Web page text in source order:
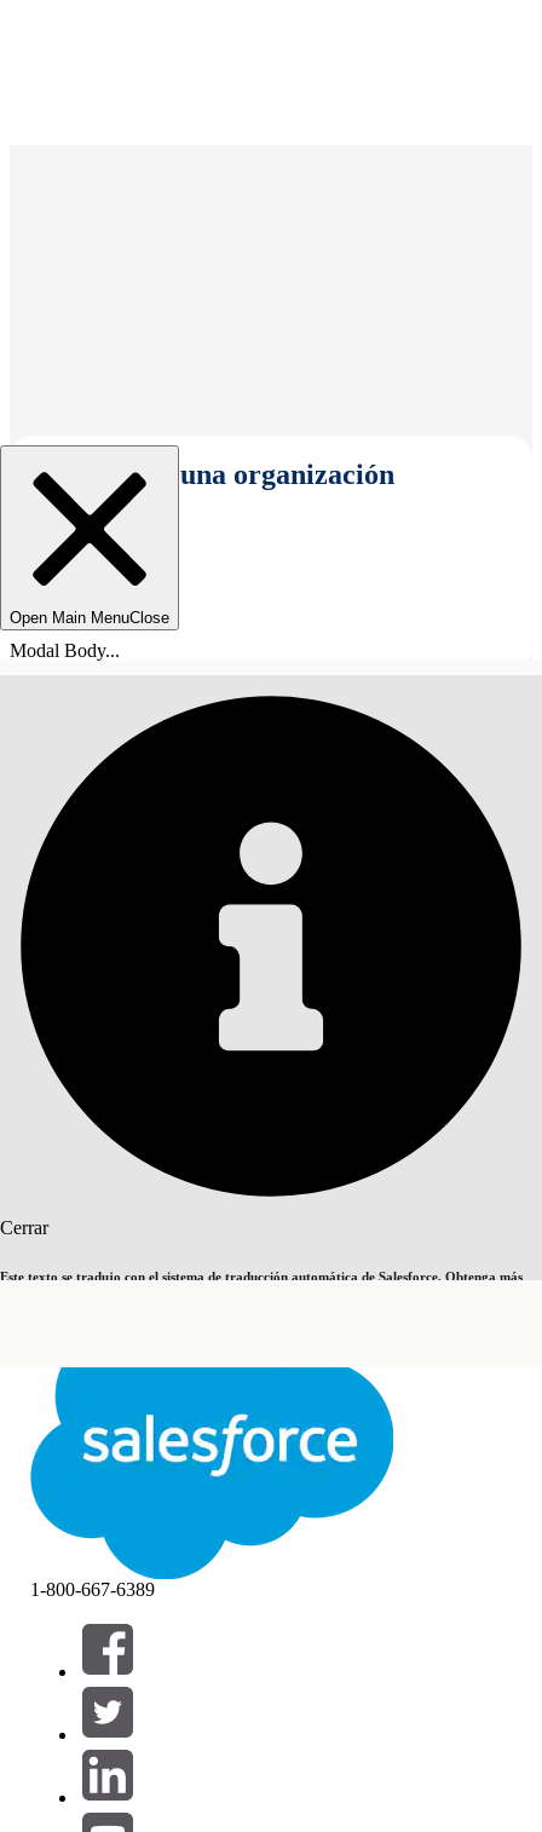
Seleccionar una organización
Open Main MenuClose
Modal Body...
Cerrar
Este texto se tradujo con el sistema de traducción automática de Salesforce. Obtenga más
Cerrar Cerrar
Índice de materias
ÍNDICE DE MATERIAS
Buscar
Filtros (0)
SELECCIONAR FILTROS
Área de productos
1-800-667-6389